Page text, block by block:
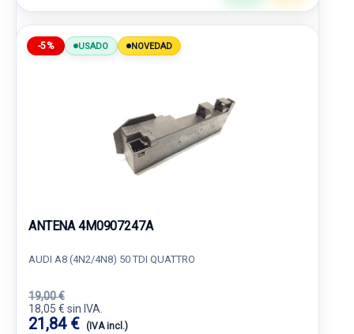
-5% USADO NOVEDAD
ANTENA 4M0907247A
AUDI A8 (4N2/4N8) 50 TDI QUATTRO
19,00 €
18,05 € sin IVA.
21,84 € (IVA incl.)